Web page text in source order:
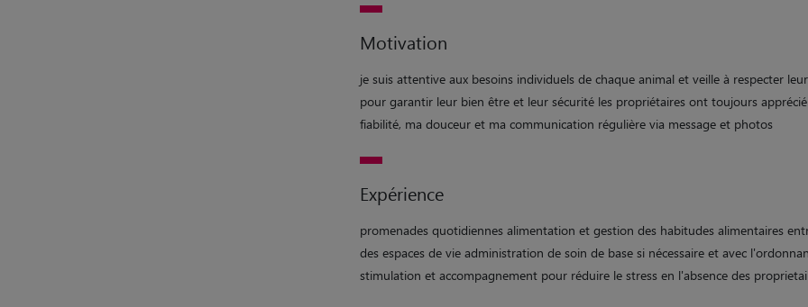
Motivation
je suis attentive aux besoins individuels de chaque animal et veille à respecter
pour garantir leur bien être et leur sécurité les propriétaires ont toujours
fiabilité, ma douceur et ma communication régulière via message et photos
Expérience
promenades quotidiennes alimentation et gestion des habitudes alimentaires
des espaces de vie administration de soin de base si nécessaire et avec
stimulation et accompagnement pour réduire le stress en l'absence des